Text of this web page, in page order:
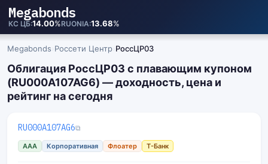
Megabonds
КС ЦБ 14.00%RUONIA 13.68%
Megabonds Россети Центр РоссЦP03
Облигация РоссЦP03 с плавающим купоном
(RU000A107AG6) — доходность, цена и
рейтинг на сегодня
RU000A107AG6⧉
AAA Корпоративная Флоатер Т-Банк